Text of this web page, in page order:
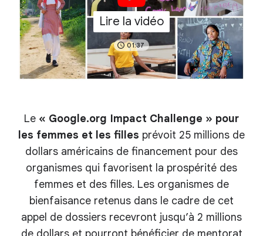
Lire la vidéo
01:37
Le « Google.org Impact Challenge » pour
les femmes et les filles prévoit 25 millions de
dollars américains de financement pour des
organismes qui favorisent la prospérité des
femmes et des filles. Les organismes de
bienfaisance retenus dans le cadre de cet
appel de dossiers recevront jusqu’à 2 millions